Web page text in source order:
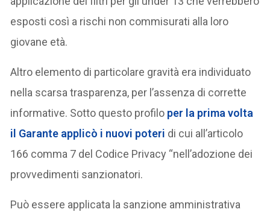
esposti così a rischi non commisurati alla loro
giovane età.
Altro elemento di particolare gravità era individuato
nella scarsa trasparenza, per l’assenza di corrette
informative. Sotto questo profilo per la prima volta
il Garante applicò i nuovi poteri di cui all’articolo
166 comma 7 del Codice Privacy “nell’adozione dei
provvedimenti sanzionatori.
Può essere applicata la sanzione amministrativa